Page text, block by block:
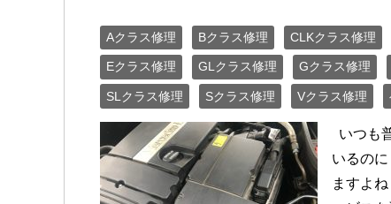
Aクラス修理 Bクラス修理 CLKクラス修理
Eクラス修理 GLクラス修理 Gクラス修理
SLクラス修理 Sクラス修理 Vクラス修理
いつも
いるの
ますよ